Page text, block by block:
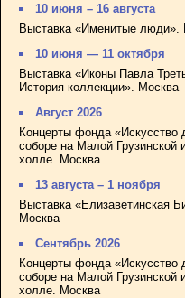
10 июня – 16 августа
Выставка «Именитые люди».
10 июня — 11 октября
Выставка «Иконы Павла
История коллекции». Москва
Август 2026
Концерты фонда «Искусство
соборе на Малой Грузинской
холле. Москва
13 августа – 1 ноября
Выставка «Елизаветинская
Москва
Сентябрь 2026
Концерты фонда «Искусство
соборе на Малой Грузинской
холле. Москва